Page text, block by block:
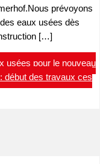
prévoyons
eaux usées dès
[…]
usées pour le nouveau
début des travaux ces